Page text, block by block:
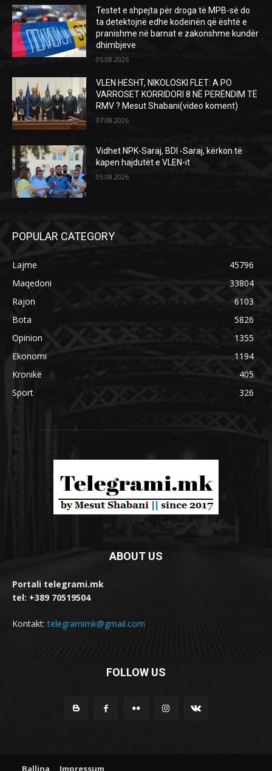
Testet e shpejta për droga të MPB-së do
ta detektojnë edhe kodeinën që është e
pranishme në barnat e zakonshme kundër
dhimbjeve
05.08.2026
VLEN HESHT, NIKOLOSKI FLET: A PO
VARROSET KORRIDORI 8 NË PERËNDIM TË
RMV ? Mesut Shabani(video koment)
07.08.2026
Vidhet NPK-Saraj, BDI -Saraj, kërkon të
kapen hajdutët e VLEN-it
05.08.2026
POPULAR CATEGORY
Lajme
45796
Maqedoni
33804
Rajon
6103
Bota
5826
Opinion
1355
Ekonomi
1194
Kronikë
405
Sport
326
ABOUT US
Portali telegrami.mk
tel: +389 70519504
Kontakt:telegramimk@gmail.com
FOLLOW US
Ballina Impressum